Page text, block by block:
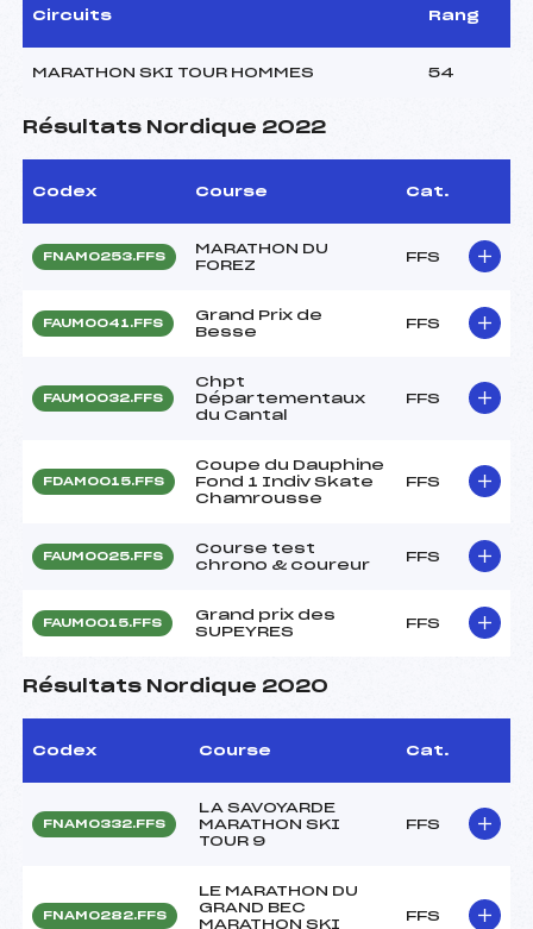
Circuits Rang
MARATHON SKI TOUR HOMMES 54
Résultats Nordique 2022
Codex Course Cat.
FNAM0253.FFS
MARATHON DU
FOREZ
FFS
FAUM0041.FFS
Grand Prix de
Besse
FFS
FAUM0032.FFS
Chpt
Départementaux
du Cantal
FFS
FDAM0015.FFS
Coupe du Dauphine
Fond 1 Indiv Skate
Chamrousse
FFS
FAUM0025.FFS
Course test
chrono & coureur
FFS
FAUM0015.FFS
Grand prix des
SUPEYRES
FFS
Résultats Nordique 2020
Codex Course Cat.
FNAM0332.FFS
LA SAVOYARDE
MARATHON SKI
TOUR 9
FFS
FNAM0282.FFS
LE MARATHON DU
GRAND BEC
MARATHON SKI
FFS